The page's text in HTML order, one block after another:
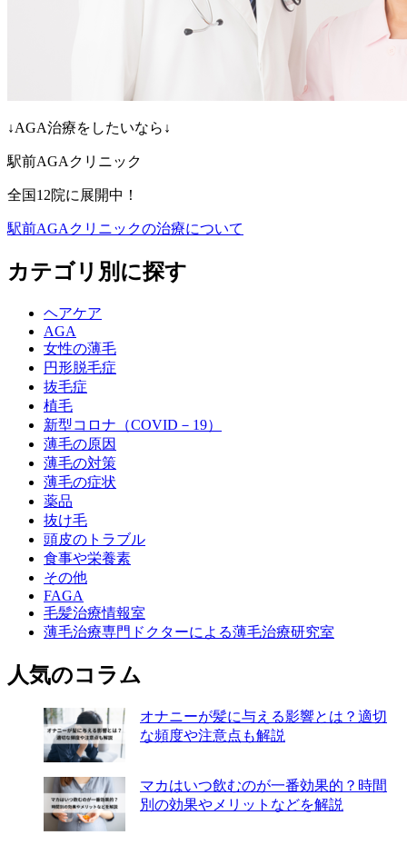
↓AGA治療をしたいなら↓
駅前AGAクリニック
全国12院に展開中！
駅前AGAクリニックの治療について
カテゴリ別に探す
ヘアケア
AGA
女性の薄毛
円形脱毛症
抜毛症
植毛
新型コロナ（COVID－19）
薄毛の原因
薄毛の対策
薄毛の症状
薬品
抜け毛
頭皮のトラブル
食事や栄養素
その他
FAGA
毛髪治療情報室
薄毛治療専門ドクターによる薄毛治療研究室
人気のコラム
オナニーが髪に与える影響とは？適切
な頻度や注意点も解説
マカはいつ飲むのが一番効果的？時間
別の効果やメリットなどを解説